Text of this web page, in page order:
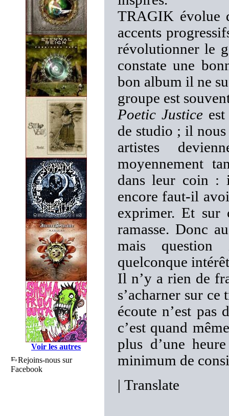
Voir les autres
Rejoins-nous sur
Facebook
TRAGIK évolue
accents
révolutionner le
constate une
bon album il ne
groupe est
Poetic Justiceest
de studio ; il
artistes
moyennement
dans leur coin :
encore faut-il
exprimer. Et sur
ramasse. Donc
mais question
quelconque
Il n’y a rien de
s’acharner sur
écoute n’est pas
c’est quand
plus d’une
minimum de
| Translate